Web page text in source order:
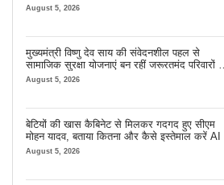
August 5, 2026
मुख्यमंत्री विष्णु देव साय की संवेदनशील पहल से
सामाजिक सुरक्षा योजनाएं बन रहीं जरूरतमंद परिवारों का
मजबूत सहारा
August 5, 2026
बेटियों की खास कैबिनेट से मिलकर गदगद हुए सीएम
मोहन यादव, बताया कितना और कैसे इस्तेमाल करें AI
August 5, 2026